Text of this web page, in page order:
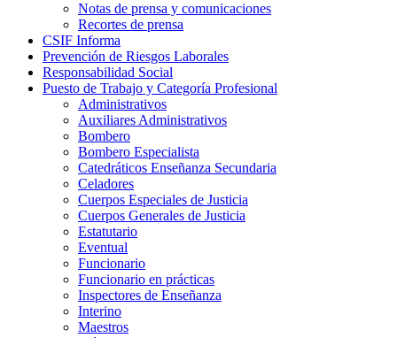
Notas de prensa y comunicaciones
Recortes de prensa
CSIF Informa
Prevención de Riesgos Laborales
Responsabilidad Social
Puesto de Trabajo y Categoría Profesional
Administrativos
Auxiliares Administrativos
Bombero
Bombero Especialista
Catedráticos Enseñanza Secundaria
Celadores
Cuerpos Especiales de Justicia
Cuerpos Generales de Justicia
Estatutario
Eventual
Funcionario
Funcionario en prácticas
Inspectores de Enseñanza
Interino
Maestros